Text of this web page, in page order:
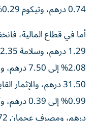
0.74 درهم، وتيكوم 0.29% إلى 3.44 درهم.